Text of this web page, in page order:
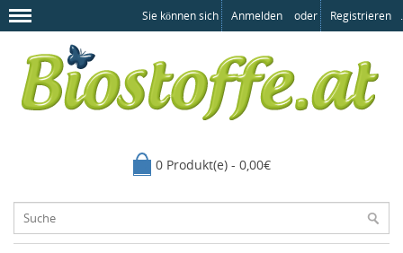
Sie können sich Anmelden oder Registrieren .
0 Produkt(e) - 0,00€